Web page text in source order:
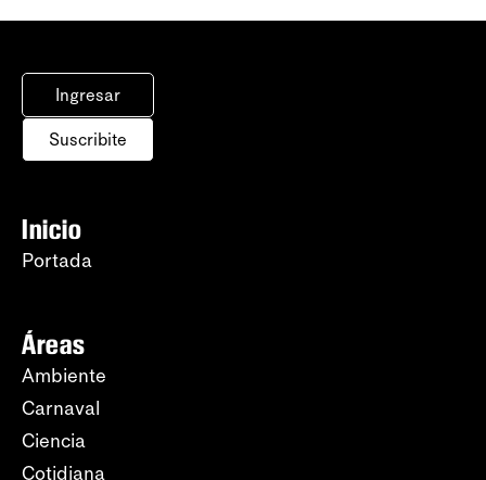
Ingresar
Suscribite
Inicio
Portada
Áreas
Ambiente
Carnaval
Ciencia
Cotidiana